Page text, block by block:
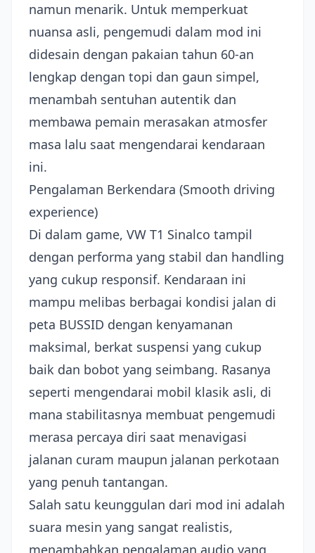
namun menarik. Untuk memperkuat
nuansa asli, pengemudi dalam mod ini
didesain dengan pakaian tahun 60-an
lengkap dengan topi dan gaun simpel,
menambah sentuhan autentik dan
membawa pemain merasakan atmosfer
masa lalu saat mengendarai kendaraan
ini.
Pengalaman Berkendara (Smooth driving
experience)
Di dalam game, VW T1 Sinalco tampil
dengan performa yang stabil dan handling
yang cukup responsif. Kendaraan ini
mampu melibas berbagai kondisi jalan di
peta BUSSID dengan kenyamanan
maksimal, berkat suspensi yang cukup
baik dan bobot yang seimbang. Rasanya
seperti mengendarai mobil klasik asli, di
mana stabilitasnya membuat pengemudi
merasa percaya diri saat menavigasi
jalanan curam maupun jalanan perkotaan
yang penuh tantangan.
Salah satu keunggulan dari mod ini adalah
suara mesin yang sangat realistis,
menambahkan pengalaman audio yang